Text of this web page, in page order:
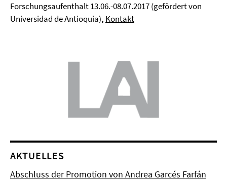
Forschungsaufenthalt 13.06.-08.07.2017 (gefördert von
Universidad de Antioquia), Kontakt
AKTUELLES
Abschluss der Promotion von Andrea Garcés Farfán